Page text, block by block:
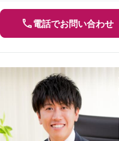
電話でお問い合わせ